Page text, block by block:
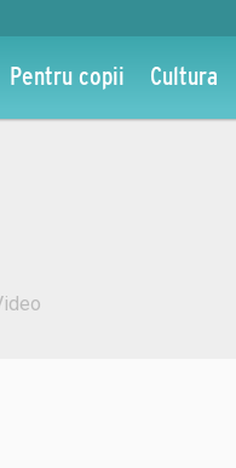
Pentru copii Cultura